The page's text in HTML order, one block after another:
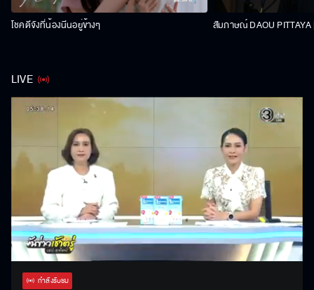
โชคดีจังที่น้องนีนอยู่ข้างๆ สัมภาษณ์ DAOU PITTAYA
LIVE
UnmuteStream Settings
กำลังรับชม